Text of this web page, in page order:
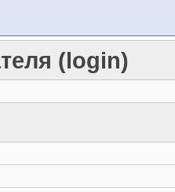
(login)